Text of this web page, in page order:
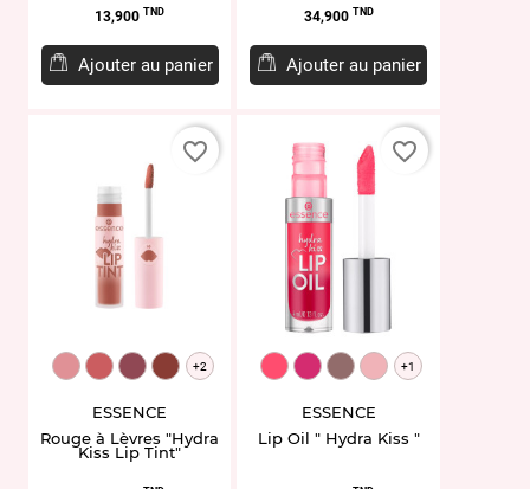
Prix
13,900 TND
Ajouter au panier
Prix
34,900 TND
Ajouter au panier
EL954290.03
EL954292.04
EL954297.06
EL954175.07
+2
ESSENCE
Rouge à Lèvres "Hydra
Kiss Lip Tint"
favorite_border
EL942193.03
EL951871.06
EL951873.08
EL958496.10
+1
ESSENCE
Lip Oil " Hydra Kiss "
favorite_border